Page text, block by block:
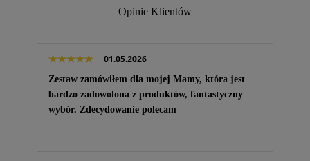
Opinie Klientów
01.05.2026
Zestaw zamówiłem dla mojej Mamy, która jest
bardzo zadowolona z produktów, fantastyczny
wybór. Zdecydowanie polecam